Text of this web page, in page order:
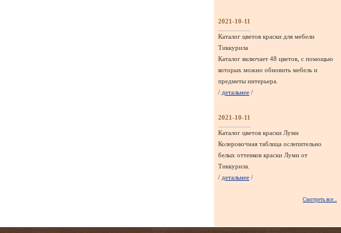
2021-10-11
Каталог цветов краски для мебели
Тиккурила
Каталог включает 48 цветов, с помощью
которых можно обновить мебель и
предметы интерьера.
/ детальнее /
2021-10-11
Каталог цветов краски Луми
Колеровочная таблица ослепительно
белых оттенков краски Луми от
Тиккурила.
/ детальнее /
Смотреть все...